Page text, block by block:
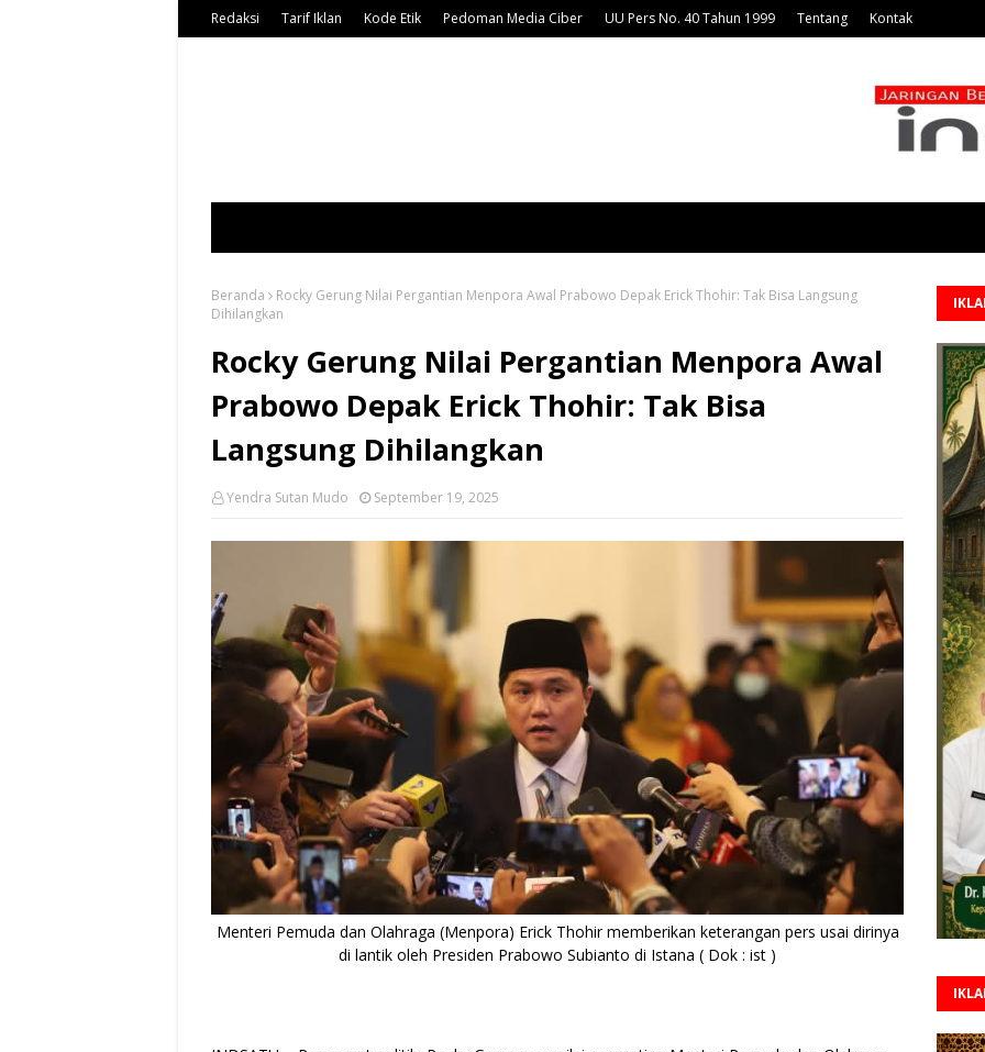
Redaksi Tarif Iklan Kode Etik Pedoman Media Ciber UU Pers No. 40 Tahun 1999 Tentang Kontak
Beranda
Rocky Gerung Nilai Pergantian Menpora Awal Prabowo Depak Erick Thohir: Tak Bisa Langsung
Dihilangkan
Rocky Gerung Nilai Pergantian Menpora Awal
Prabowo Depak Erick Thohir: Tak Bisa
Langsung Dihilangkan
Yendra Sutan Mudo September 19, 2025
Menteri Pemuda dan Olahraga (Menpora) Erick Thohir memberikan keterangan pers usai dirinya
di lantik oleh Presiden Prabowo Subianto di Istana ( Dok : ist )